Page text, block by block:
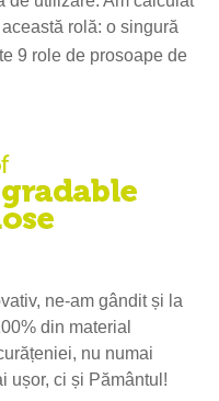
rolă: o singură
9 role de prosoape de
ne-am gândit și la
din material
nu numai
ușor, ci și Pământul!